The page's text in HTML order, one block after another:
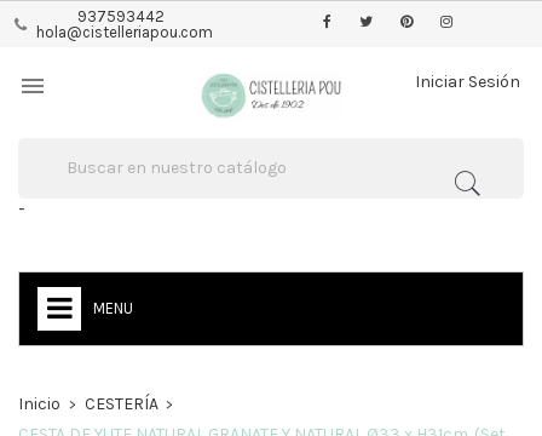
937593442
hola@cistelleriapou.com
Iniciar Sesión

-
MENU
Inicio
CESTERÍA